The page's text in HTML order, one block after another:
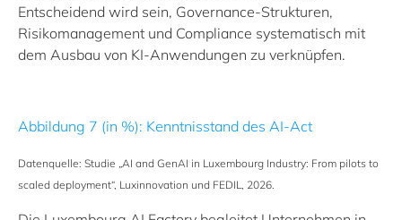
Entscheidend wird sein, Governance‑Strukturen,
Risikomanagement und Compliance systematisch mit
dem Ausbau von KI‑Anwendungen zu verknüpfen.
Abbildung 7 (in %): Kenntnisstand des AI-Act
Datenquelle: Studie „AI and GenAI in Luxembourg Industry: From pilots to
scaled deployment“, Luxinnovation und FEDIL, 2026.